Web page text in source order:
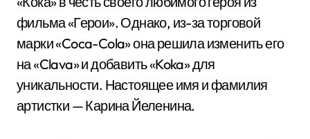
фильма «Герои». Однако, из-за торговой
марки «Coca-Cola» она решила изменить его
на «Clava» и добавить «Koka» для
уникальности. Настоящее имя и фамилия
артистки — Карина Йеленина.